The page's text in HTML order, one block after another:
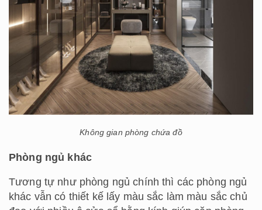
Không gian phòng chứa đồ
Phòng ngủ khác
Tương tự như phòng ngủ chính thì các phòng ngủ
khác vẫn có thiết kế lấy màu sắc làm màu sắc chủ